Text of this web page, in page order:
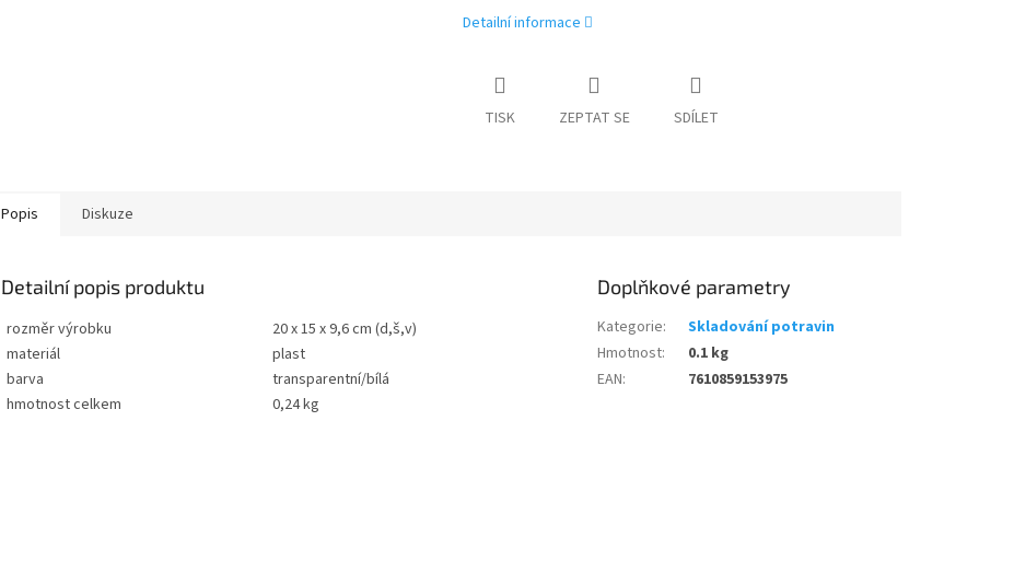
Detailní informace
TISK ZEPTAT SE SDÍLET
Popis Diskuze
Detailní popis produktu
rozměr výrobku
20 x 15 x 9,6 cm (d,š,v)
materiál
plast
barva
transparentní/bílá
hmotnost celkem
0,24 kg
Doplňkové parametry
Kategorie:
Skladování potravin
Hmotnost:
0.1 kg
EAN: 7610859153975